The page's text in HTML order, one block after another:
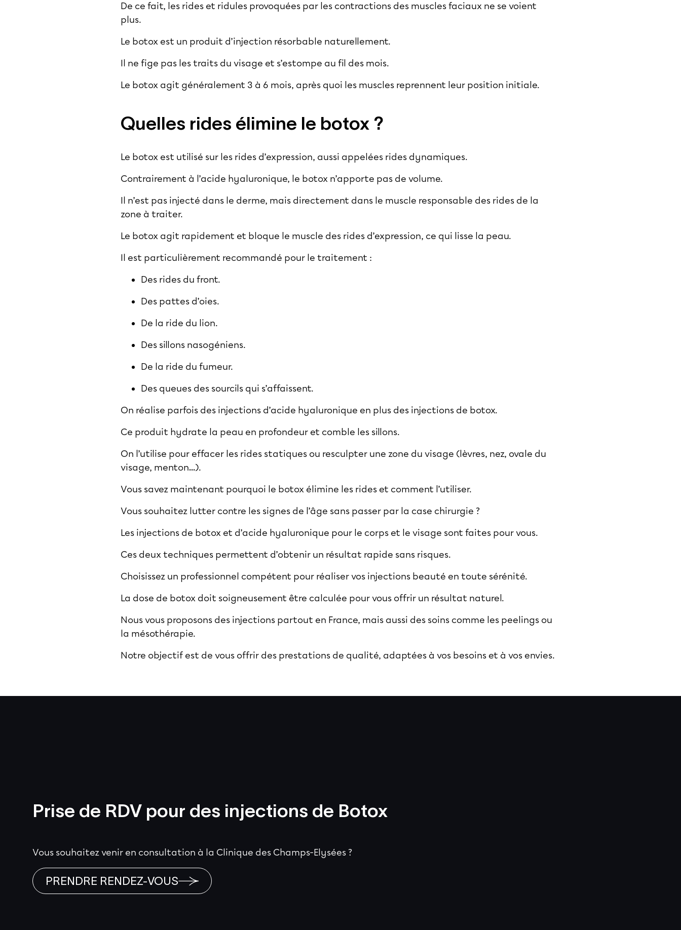
De ce fait, les rides et ridules provoquées par les contractions des muscles faciaux ne se voient
plus.
Le botox est un produit d’injection résorbable naturellement.
Il ne fige pas les traits du visage et s’estompe au fil des mois.
Le botox agit généralement 3 à 6 mois, après quoi les muscles reprennent leur position initiale.
Quelles rides élimine le botox ?
Le botox est utilisé sur les rides d’expression, aussi appelées rides dynamiques.
Contrairement à l’acide hyaluronique, le botox n’apporte pas de volume.
Il n’est pas injecté dans le derme, mais directement dans le muscle responsable des rides de la
zone à traiter.
Le botox agit rapidement et bloque le muscle des rides d’expression, ce qui lisse la peau.
Il est particulièrement recommandé pour le traitement :
Des rides du front.
Des pattes d’oies.
De la ride du lion.
Des sillons nasogéniens.
De la ride du fumeur.
Des queues des sourcils qui s’affaissent.
On réalise parfois des injections d’acide hyaluronique en plus des injections de botox.
Ce produit hydrate la peau en profondeur et comble les sillons.
On l’utilise pour effacer les rides statiques ou resculpter une zone du visage (lèvres, nez, ovale du
visage, menton…).
Vous savez maintenant pourquoi le botox élimine les rides et comment l’utiliser.
Vous souhaitez lutter contre les signes de l’âge sans passer par la case chirurgie ?
Les injections de botox et d’acide hyaluronique pour le corps et le visage sont faites pour vous.
Ces deux techniques permettent d’obtenir un résultat rapide sans risques.
Choisissez un professionnel compétent pour réaliser vos injections beauté en toute sérénité.
La dose de botox doit soigneusement être calculée pour vous offrir un résultat naturel.
Nous vous proposons des injections partout en France, mais aussi des soins comme les peelings ou
la mésothérapie.
Notre objectif est de vous offrir des prestations de qualité, adaptées à vos besoins et à vos envies.
Prise de RDV pour des injections de Botox
Vous souhaitez venir en consultation à la Clinique des Champs-Elysées ?
PRENDRE RENDEZ-VOUS